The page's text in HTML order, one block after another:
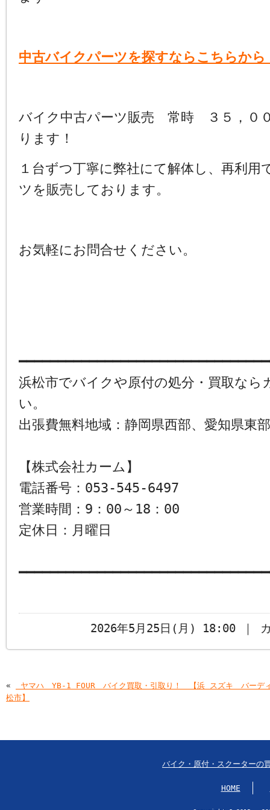
中古バイクパーツを探すならこちらから
バイク中古パーツ販売 常時 ３５，０
ります！
１台ずつ丁寧に弊社にて解体し、再利用
ツを販売しております。
お気軽にお問合せください。
浜松市でバイクや原付の処分・買取なら
い。
出張費無料地域：静岡県西部、愛知県東部
【株式会社カーム】
電話番号：053-545-6497
営業時間：9：00～18：00
定休日：月曜日
2026年5月25日(月) 18:00 ｜ カ
«
￼ヤマハ YB-1 FOUR バイク買取・引取り！ 【浜
松市】
￼スズキ バー
バイク・原付・スクーターの
HOME